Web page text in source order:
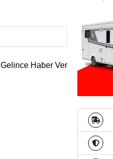
Gelince Haber Ver